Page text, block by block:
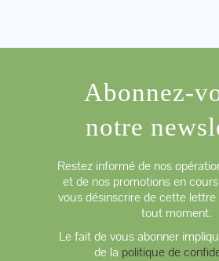
Abonnez-
notre
Restez informé de nos
et de nos promotions en
vous désinscrire de cette
tout moment.
Le fait de vous abonner
de la politique de